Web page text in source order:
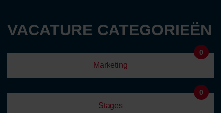
VACATURE CATEGORIEËN
Marketing
0
Stages
0